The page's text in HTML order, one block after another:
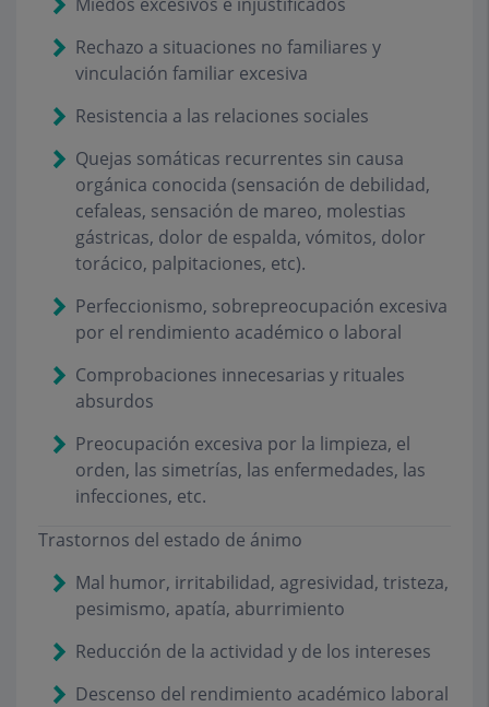
Rechazo a situaciones no familiares y
vinculación familiar excesiva
Resistencia a las relaciones sociales
Quejas somáticas recurrentes sin causa
orgánica conocida (sensación de debilidad,
cefaleas, sensación de mareo, molestias
gástricas, dolor de espalda, vómitos, dolor
torácico, palpitaciones, etc).
Perfeccionismo, sobrepreocupación excesiva
por el rendimiento académico o laboral
Comprobaciones innecesarias y rituales
absurdos
Preocupación excesiva por la limpieza, el
orden, las simetrías, las enfermedades, las
infecciones, etc.
Trastornos del estado de ánimo
Mal humor, irritabilidad, agresividad, tristeza,
pesimismo, apatía, aburrimiento
Reducción de la actividad y de los intereses
Descenso del rendimiento académico laboral